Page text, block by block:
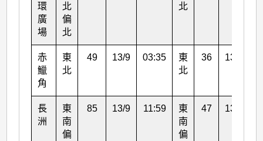
環
廣
場
北
偏
北
北
赤
鱲
角
東
北
49 13/9 03:35
東
北
36 13/9
長
洲
東
南
偏
85 13/9 11:59
東
南
偏
47 13/9